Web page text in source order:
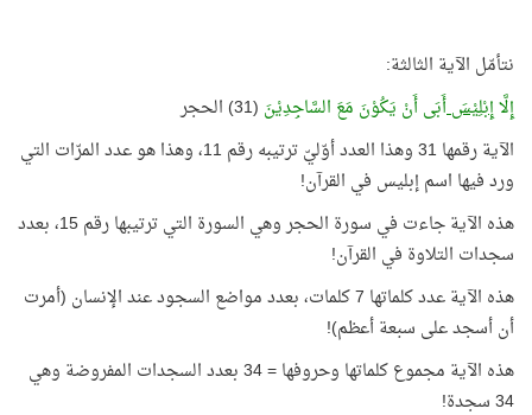
نتأمّل الآية الثالثة:
إِلَّاإِبْلِيْسَأَبَى أَنْ يَكُوْنَ مَعَ السَّاجِدِيْنَ (31) الحجر
الآية رقمها 31 وهذا العدد أوّليّ ترتيبه رقم 11، وهذا هو عدد المرّات التي
ورد فيها اسم إبليس في القرآن!
هذه الآية جاءت في سورة الحجر وهي السورة التي ترتيبها رقم 15، بعدد
سجدات التلاوة في القرآن!
هذه الآية عدد كلماتها 7 كلمات، بعدد مواضع السجود عند الإنسان (أمرت
أن أسجد على سبعة أعظم)!
هذه الآية مجموع كلماتها وحروفها = 34 بعدد السجدات المفروضة وهي
34 سجدة!